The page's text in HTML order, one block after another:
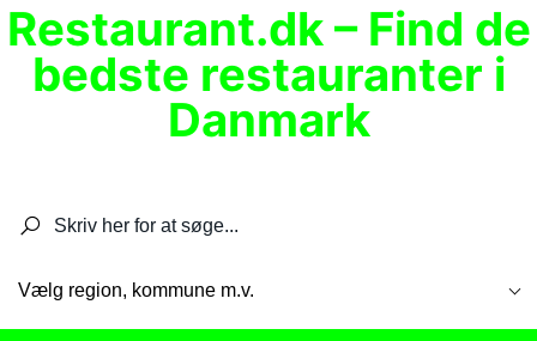
Restaurant.dk – Find de
bedste restauranter i
Danmark
Vælg region, kommune m.v.